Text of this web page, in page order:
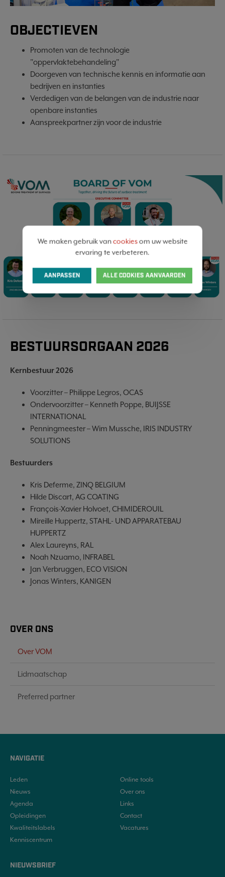
OBJECTIEVEN
Promoten van de technologie
"oppervlaktebehandeling"
Doorgeven van technische kennis en informatie aan
bedrijven en instanties
Verdedigen van de belangen van de industrie naar
openbare instanties
Aanspreekpartner zijn voor de industrie
BESTUURSORGAAN 2026
Kernbestuur 2026
Voorzitter – Philippe Legros, OCAS
Ondervoorzitter – Kenneth Poppe, BUIJSSE
INTERNATIONAL
Penningmeester – Wim Mussche, IRIS INDUSTRY
SOLUTIONS
Bestuurders
Kris Deferme, ZINQ BELGIUM
Hilde Discart, AG COATING
François-Xavier Holvoet, CHIMIDEROUIL
Mireille Huppertz, STAHL- UND APPARATEBAU
HUPPERTZ
Alex Laureyns, RAL
Noah Nzuamo, INFRABEL
Jan Verbruggen, ECO VISION
Jonas Winters, KANIGEN
OVER ONS
Over VOM
Lidmaatschap
Preferred partner
NAVIGATIE
Leden
Nieuws
Agenda
Opleidingen
Kwaliteitslabels
Kenniscentrum
Online tools
Over ons
Links
Contact
Vacatures
NIEUWSBRIEF
We maken gebruik vancookiesom uw website
ervaring te verbeteren.
AANPASSEN ALLE COOKIES AANVAARDEN